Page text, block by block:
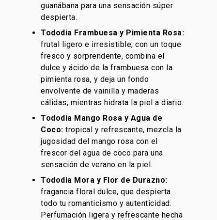
guanábana para una sensación súper
despierta.
Tododia Frambuesa y Pimienta Rosa:
frutal ligero e irresistible, con un toque
fresco y sorprendente, combina el
dulce y ácido de la frambuesa con la
pimienta rosa, y deja un fondo
envolvente de vainilla y maderas
cálidas, mientras hidrata la piel a diario.
Tododia Mango Rosa y Agua de
Coco: tropical y refrescante, mezcla la
jugosidad del mango rosa con el
frescor del agua de coco para una
sensación de verano en la piel.
Tododia Mora y Flor de Durazno:
fraganciafloral dulce, que despierta
todo tu romanticismo y autenticidad.
Perfumación ligera y refrescante hecha